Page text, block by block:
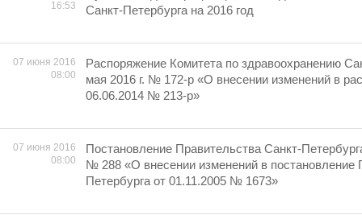
16:53
Санкт-Петербурга на 2016 год
07 июня 2016
08:00
Распоряжение Комитета по здравоохранению
мая 2016 г. № 172-р «О внесении изменений в
06.06.2014 № 213-р»
07 июня 2016
08:00
Постановление Правительства Санкт-
№ 288 «О внесении изменений в постановление
Петербурга от 01.11.2005 № 1673»